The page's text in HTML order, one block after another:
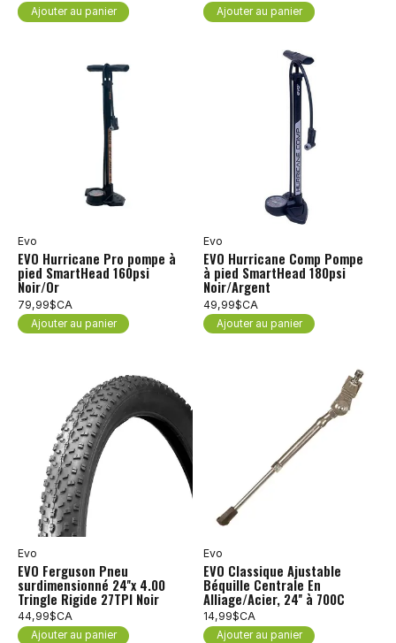
Ajouter au panier Ajouter au panier
Evo
EVO Hurricane Pro pompe à
pied SmartHead 160psi
Noir/Or
79,99$CA
Ajouter au panier
Evo
EVO Hurricane Comp Pompe
à pied SmartHead 180psi
Noir/Argent
49,99$CA
Ajouter au panier
Evo
EVO Ferguson Pneu
surdimensionné 24''x 4.00
Tringle Rigide 27TPI Noir
44,99$CA
Ajouter au panier
Evo
EVO Classique Ajustable
Béquille Centrale En
Alliage/Acier, 24'' à 700C
14,99$CA
Ajouter au panier